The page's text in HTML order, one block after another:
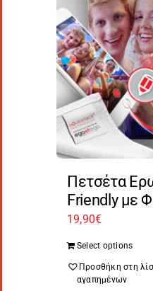
Πετσέτα
Friendly με
19,90€
Select options
Προσθήκη στη
αγαπημένων